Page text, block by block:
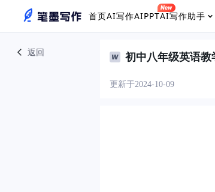
首页AI写作AIPPTAI写作助手
返回 初中八年级英语教
更新于2024-10-09